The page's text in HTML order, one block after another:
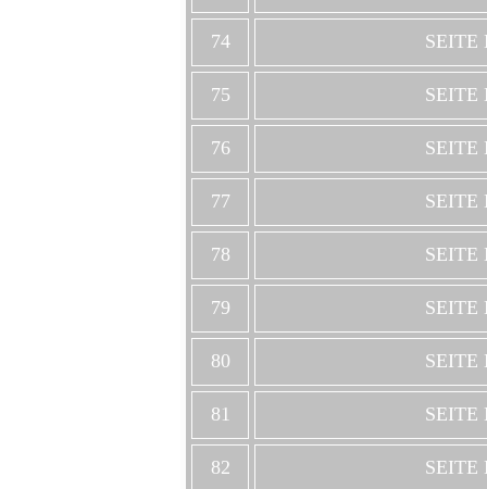
74 SEITE
75 SEITE
76 SEITE
77 SEITE
78 SEITE
79 SEITE
80 SEITE
81 SEITE
82 SEITE